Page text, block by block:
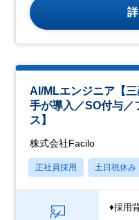
AI/MLエンジニア【
手が導入／SO付与／
ス】
株式会社Facilo
正社員採用 土日祝休み
♦採用